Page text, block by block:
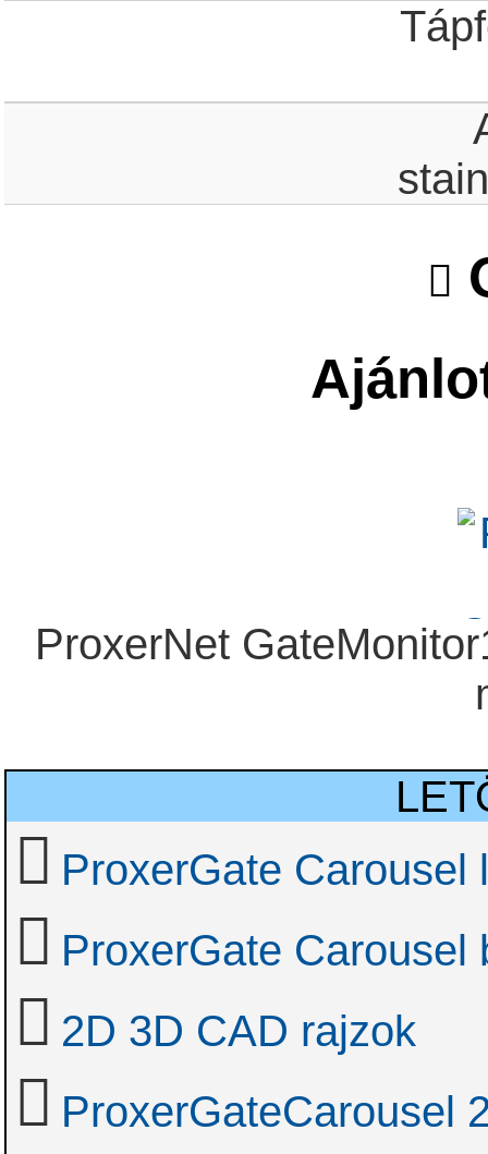
ProxerNet
ProxerGate Carousel
ProxerGate Carousel
2D 3D CAD rajzok
ProxerGateCarousel